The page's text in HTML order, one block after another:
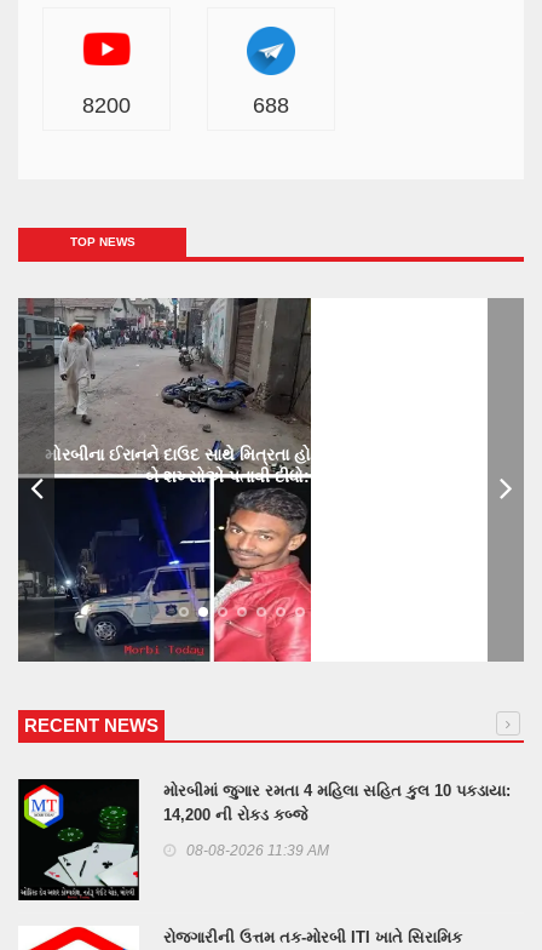
8200 688
TOP NEWS
મોરબીના ઈરાનને દાઉદ સાથે મિત્રતા હોય છાતીમાં છરીનો ઘા ઝીકિને
બે શખ્સોએ પતાવી દીધો: ગુનો નોંધાયો
RECENT NEWS
મોરબીમાં જુગાર રમતા 4 મહિલા સહિત કુલ 10 પકડાયા:
14,200 ની રોકડ કબ્જે
08-08-2026 11:39 AM
રોજગારીની ઉત્તમ તક-મોરબી ITI ખાતે સિરામિક